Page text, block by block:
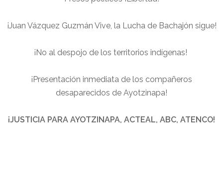
¡Juan Vázquez Guzmán Vive, la Lucha de Bachajón sigue!
¡No al despojo de los territorios indígenas!
¡Presentación inmediata de los compañeros
desaparecidos de Ayotzinapa!
¡JUSTICIA PARA AYOTZINAPA, ACTEAL, ABC, ATENCO!